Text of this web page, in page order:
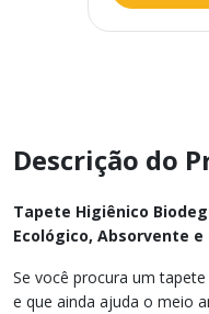
Descrição do
Tapete Higiênico
Ecológico, Absorvente e
Se você procura um
e que ainda ajuda o meio